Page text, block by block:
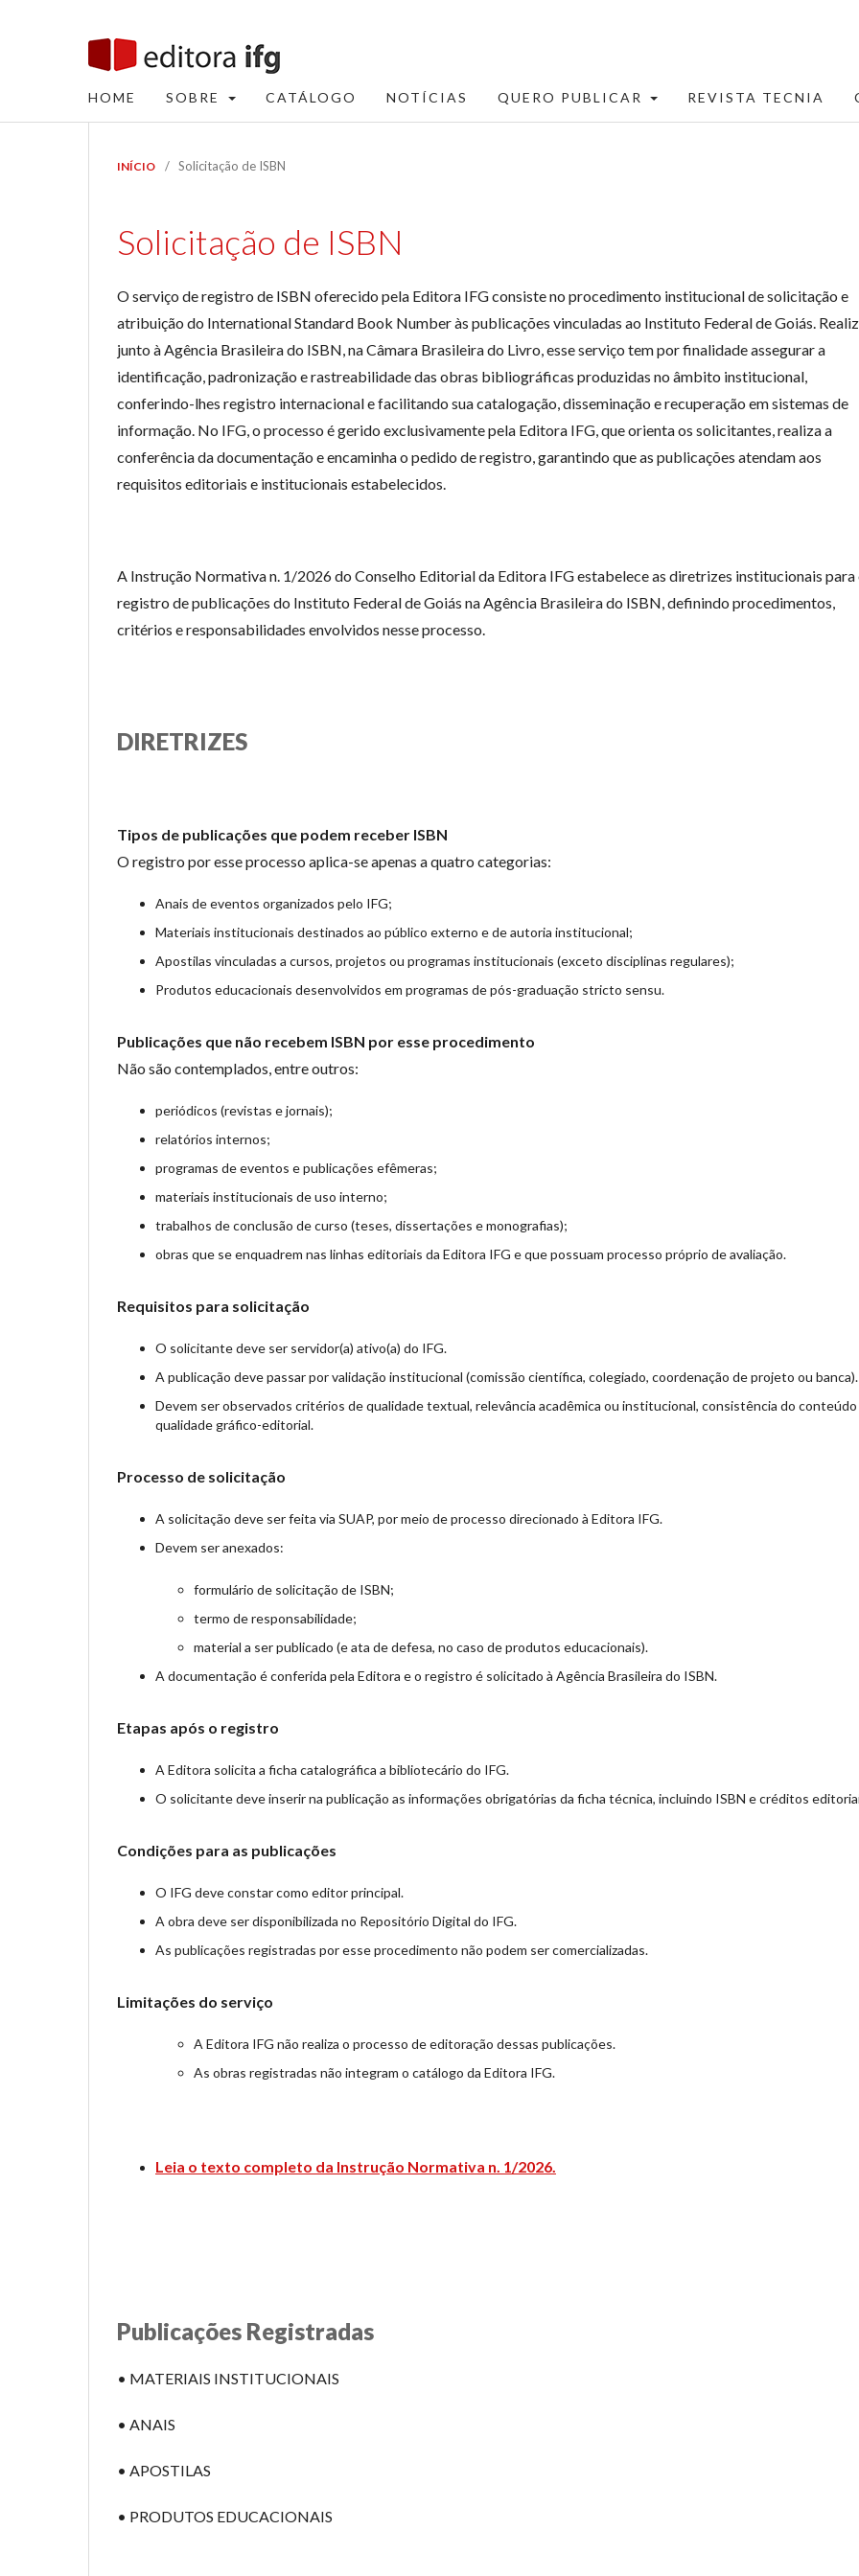
HOME SOBRE CATÁLOGO NOTÍCIAS QUERO PUBLICAR REVISTA TECNIA
INÍCIO / Solicitação de ISBN
Solicitação de ISBN
O serviço de registro de ISBN oferecido pela Editora IFG consiste no procedimento institucional de solicitação e
atribuição do International Standard Book Number às publicações vinculadas ao Instituto Federal de Goiás.
junto à Agência Brasileira do ISBN, na Câmara Brasileira do Livro, esse serviço tem por finalidade assegurar a
identificação, padronização e rastreabilidade das obras bibliográficas produzidas no âmbito institucional,
conferindo-lhes registro internacional e facilitando sua catalogação, disseminação e recuperação em sistemas de
informação. No IFG, o processo é gerido exclusivamente pela Editora IFG, que orienta os solicitantes, realiza a
conferência da documentação e encaminha o pedido de registro, garantindo que as publicações atendam aos
requisitos editoriais e institucionais estabelecidos.
A Instrução Normativa n. 1/2026 do Conselho Editorial da Editora IFG estabelece as diretrizes institucionais para
registro de publicações do Instituto Federal de Goiás na Agência Brasileira do ISBN, definindo procedimentos,
critérios e responsabilidades envolvidos nesse processo.
DIRETRIZES
Tipos de publicações que podem receber ISBN
O registro por esse processo aplica-se apenas a quatro categorias:
Anais de eventos organizados pelo IFG;
Materiais institucionais destinados ao público externo e de autoria institucional;
Apostilas vinculadas a cursos, projetos ou programas institucionais (exceto disciplinas regulares);
Produtos educacionais desenvolvidos em programas de pós-graduação stricto sensu.
Publicações que não recebem ISBN por esse procedimento
Não são contemplados, entre outros:
periódicos (revistas e jornais);
relatórios internos;
programas de eventos e publicações efêmeras;
materiais institucionais de uso interno;
trabalhos de conclusão de curso (teses, dissertações e monografias);
obras que se enquadrem nas linhas editoriais da Editora IFG e que possuam processo próprio de avaliação.
Requisitos para solicitação
O solicitante deve ser servidor(a) ativo(a) do IFG.
A publicação deve passar por validação institucional (comissão científica, colegiado, coordenação de projeto ou banca).
Devem ser observados critérios de qualidade textual, relevância acadêmica ou institucional, consistência do
qualidade gráfico-editorial.
Processo de solicitação
A solicitação deve ser feita via SUAP, por meio de processo direcionado à Editora IFG.
Devem ser anexados:
formulário de solicitação de ISBN;
termo de responsabilidade;
material a ser publicado (e ata de defesa, no caso de produtos educacionais).
A documentação é conferida pela Editora e o registro é solicitado à Agência Brasileira do ISBN.
Etapas após o registro
A Editora solicita a ficha catalográfica a bibliotecário do IFG.
O solicitante deve inserir na publicação as informações obrigatórias da ficha técnica, incluindo ISBN e créditos
Condições para as publicações
O IFG deve constar como editor principal.
A obra deve ser disponibilizada no Repositório Digital do IFG.
As publicações registradas por esse procedimento não podem ser comercializadas.
Limitações do serviço
A Editora IFG não realiza o processo de editoração dessas publicações.
As obras registradas não integram o catálogo da Editora IFG.
Leia o texto completo da Instrução Normativa n. 1/2026.
Publicações Registradas
• MATERIAIS INSTITUCIONAIS
• ANAIS
• APOSTILAS
• PRODUTOS EDUCACIONAIS